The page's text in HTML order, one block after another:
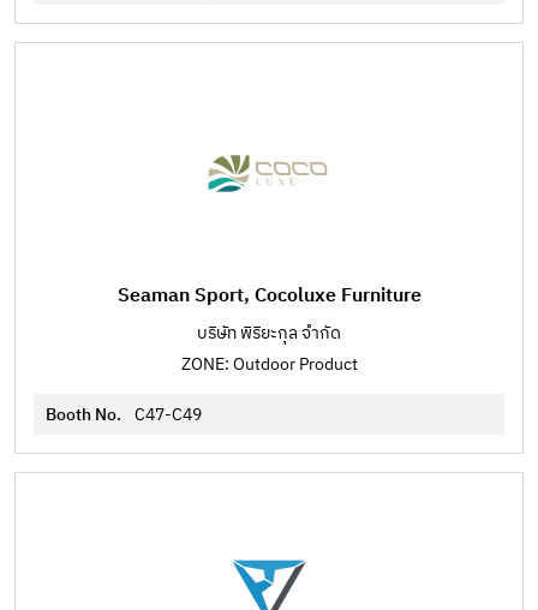
Seaman Sport, Cocoluxe Furniture
บริษัท พิริยะกุล จำกัด
ZONE: Outdoor Product
Booth No. C47-C49